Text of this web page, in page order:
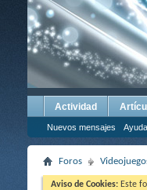
Actividad
Nuevos mensajes Ayuda
Foros
Aviso de Cookies: Este